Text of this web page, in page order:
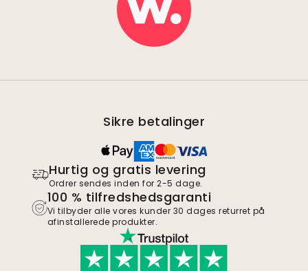
Sikre betalinger
Hurtig og gratis levering
Ordrer sendes inden for 2-5 dage.
100 % tilfredshedsgaranti
Vi tilbyder alle vores kunder 30 dages returret på
afinstallerede produkter.